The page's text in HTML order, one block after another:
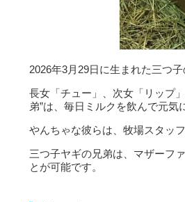
2026年3月29日に生まれた三つ
長女「チュー」、次女「リップ
弟”は、毎日ミルクを飲んで元気
やんちゃな彼らは、牧場スタッ
三つ子ヤギの兄弟は、マザーフ
とが可能です。